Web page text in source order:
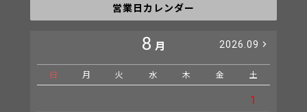
営業日カレンダー
8 月 2026.09
日 月 火 水 木 金 土
1